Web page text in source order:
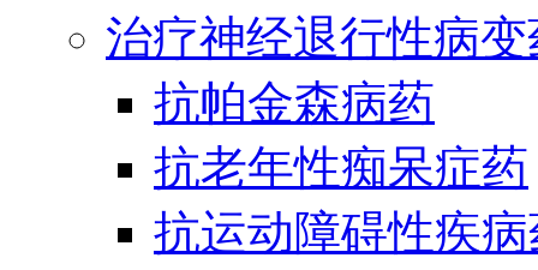
治疗神经退行性病
抗帕金森病药
抗老年性痴呆症药
抗运动障碍性疾